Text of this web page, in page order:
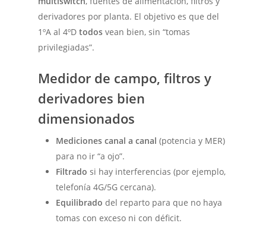
derivadores por planta. El objetivo es que del
1ºA al 4ºDtodos vean bien, sin “tomas
privilegiadas”.
Medidor de campo, filtros y
derivadores bien
dimensionados
Mediciones canal a canal (potencia y MER)
para no ir “a ojo”.
Filtrado si hay interferencias (por ejemplo,
telefonía 4G/5G cercana).
Equilibrado del reparto para que no haya
tomas con exceso ni con déficit.